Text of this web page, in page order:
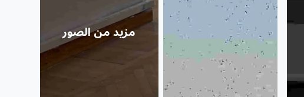
مزيد من الصور